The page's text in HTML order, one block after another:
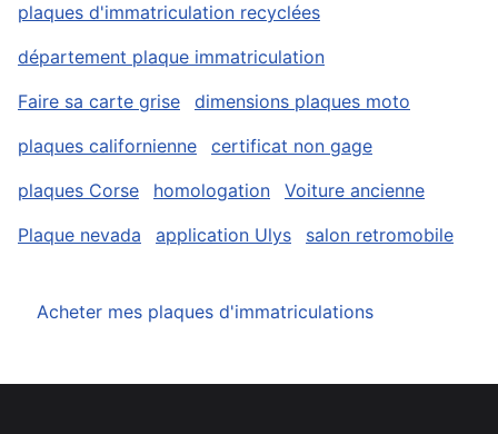
plaques d'immatriculation recyclées
département plaque immatriculation
Faire sa carte grise
dimensions plaques moto
plaques californienne
certificat non gage
plaques Corse
homologation
Voiture ancienne
Plaque nevada
application Ulys salon retromobile
Acheter mes plaques d'immatriculations